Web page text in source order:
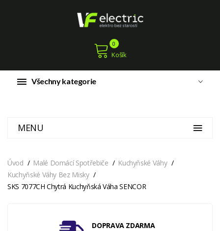
Košík
0
Všechny kategorie
MENU
Úvod Malé Domácí Spotřebiče
Kuchyňské Váhy
Kuchyňské Váhy Bez Misky
SKS 7077CH Chytrá Kuchyňská Váha SENCOR
DOPRAVA ZDARMA